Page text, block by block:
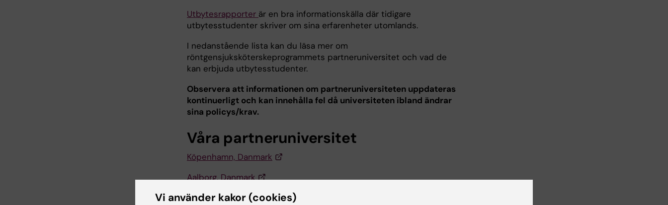
Utbytesrapporter är en bra informationskälla där tidigare
utbytesstudenter skriver om sina erfarenheter utomlands.
I nedanstående lista kan du läsa mer om
röntgensjuksköterskeprogrammets partneruniversitet och vad de
kan erbjuda utbytesstudenter.
Observera att informationen om partneruniversiteten uppdateras
kontinuerligt och kan innehålla fel då universiteten ibland ändrar
sina policys/krav.
Våra partneruniversitet
Köpenhamn, Danmark
Aalborg, Danmark
Helsingfors, Finland
Vi använder kakor (cookies)